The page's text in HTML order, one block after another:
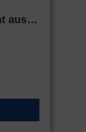
aus